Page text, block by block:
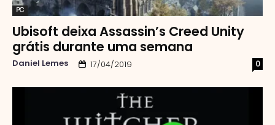
PC
Ubisoft deixa Assassin’s Creed Unity
grátis durante uma semana
Daniel Lemes 17/04/2019 0